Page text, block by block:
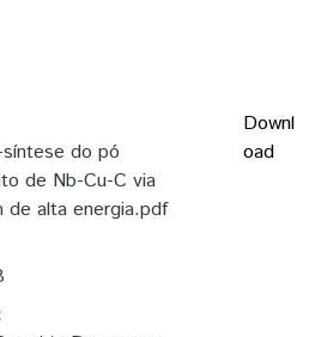
do pó
de Nb-Cu-C via
de alta energia.pdf
Downl
oad